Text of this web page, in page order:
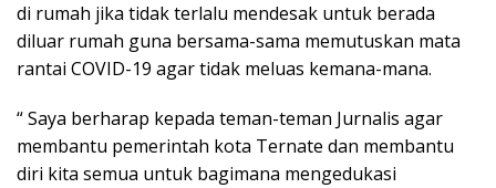
di rumah jika tidak terlalu mendesak untuk berada
diluar rumah guna bersama-sama memutuskan mata
rantai COVID-19 agar tidak meluas kemana-mana.
“ Saya berharap kepada teman-teman Jurnalis agar
membantu pemerintah kota Ternate dan membantu
diri kita semua untuk bagimana mengedukasi